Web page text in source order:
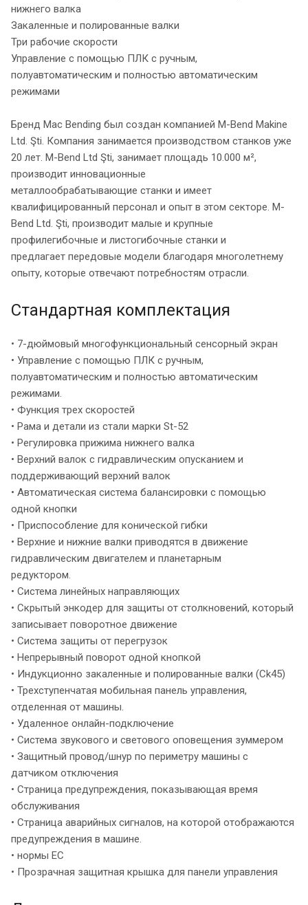
нижнего валка
Закаленные и полированные валки
Три рабочие скорости
Управление с помощью ПЛК с ручным,
полуавтоматическим и полностью автоматическим
режимами
Бренд Mac Bending был создан компанией M-Bend Makine
Ltd. Şti. Компания занимается производством станков уже
20 лет. M-Bend Ltd Şti, занимает площадь 10.000 м²,
производит инновационные
металлообрабатывающие станки и имеет
квалифицированный персонал и опыт в этом секторе. M-
Bend Ltd. Şti, производит малые и крупные
профилегибочные и листогибочные станки и
предлагает передовые модели благодаря многолетнему
опыту, которые отвечают потребностям отрасли.
Стандартная комплектация
• 7-дюймовый многофункциональный сенсорный экран
• Управление с помощью ПЛК с ручным,
полуавтоматическим и полностью автоматическим
режимами.
• Функция трех скоростей
• Рама и детали из стали марки St-52
• Регулировка прижима нижнего валка
• Верхний валок с гидравлическим опусканием и
поддерживающий верхний валок
• Автоматическая система балансировки с помощью
одной кнопки
• Приспособление для конической гибки
• Верхние и нижние валки приводятся в движение
гидравлическим двигателем и планетарным
редуктором.
• Система линейных направляющих
• Скрытый энкодер для защиты от столкновений, который
записывает поворотное движение
• Система защиты от перегрузок
• Непрерывный поворот одной кнопкой
• Индукционно закаленные и полированные валки (Ck45)
• Трехступенчатая мобильная панель управления,
отделенная от машины.
• Удаленное онлайн-подключение
• Система звукового и светового оповещения зуммером
• Защитный провод/шнур по периметру машины с
датчиком отключения
• Страница предупреждения, показывающая время
обслуживания
• Страница аварийных сигналов, на которой отображаются
предупреждения в машине.
• нормы ЕС
• Прозрачная защитная крышка для панели управления